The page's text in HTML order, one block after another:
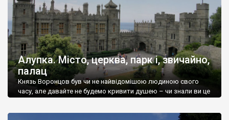
Алупка. Місто, церква, парк і, звичайно,
палац
Князь Воронцов був чи не найвідомішою людиною свого
часу, але давайте не будемо кривити душею – чи знали ви це